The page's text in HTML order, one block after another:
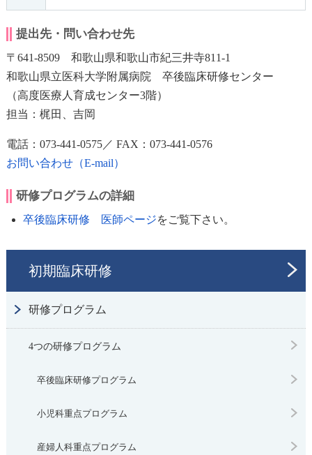
提出先・問い合わせ先
〒641-8509 和歌山県和歌山市紀三井寺811-1
和歌山県立医科大学附属病院 卒後臨床研修センター
（高度医療人育成センター3階）
担当：梶田、吉岡
電話：073-441-0575／ FAX：073-441-0576
お問い合わせ（E-mail）
研修プログラムの詳細
卒後臨床研修 医師ページをご覧下さい。
初期臨床研修
研修プログラム
4つの研修プログラム
卒後臨床研修プログラム
小児科重点プログラム
産婦人科重点プログラム